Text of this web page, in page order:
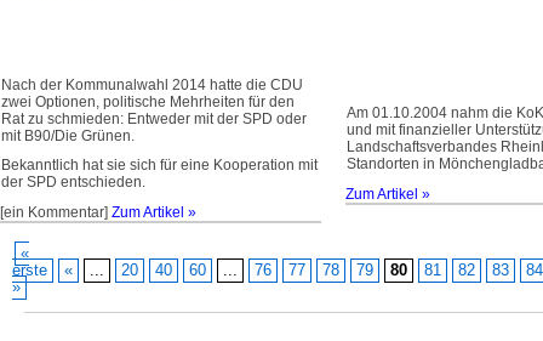
Nach der Kommunalwahl 2014 hatte die CDU
zwei Optionen, politische Mehrheiten für den
Rat zu schmieden: Entweder mit der SPD oder
mit B90/Die Grünen.
Bekanntlich hat sie sich für eine Kooperation mit
der SPD entschieden.
[ein Kommentar] Zum Artikel »
Am 01.10.2004 nahm die
und mit finanzieller
Landschaftsver­bandes
Standorten in
Zum Artikel »
«
erste
« ... 20 40 60 ... 76 77 78 79 80 81 82 83
84
»